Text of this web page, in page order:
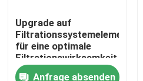
Hydraulikfilterfilterelement
Ölfilter-Element
Upgrade auf
Filtrationssystemelement
für eine optimale
Filtrationswirksamkeit
Filterfluss 10-100
Anfrage absenden